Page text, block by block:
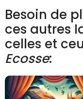
Besoin de
ces autres
celles et
Ecosse: